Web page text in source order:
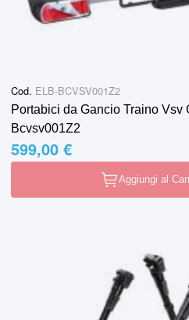
Cod. ELB-BCVSV001Z2
Portabici da Gancio Traino Vsv
Bcvsv001Z2
599,00 €
Aggiungi al